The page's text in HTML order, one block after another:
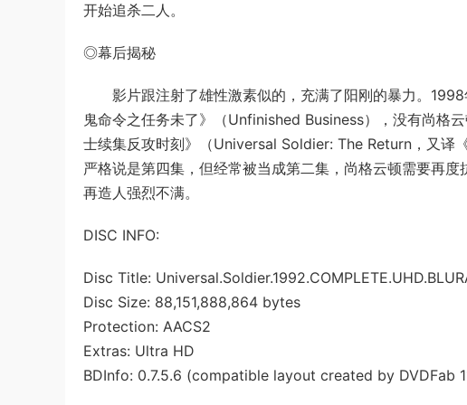
开始追杀二人。
◎幕后揭秘
影片跟注射了雄性激素似的，充满了阳刚的暴力。
鬼命令之任务未了》（Unfinished Business），没有尚格
士续集反攻时刻》（Universal Soldier: The Return，又译
严格说是第四集，但经常被当成第二集，尚格云顿需要再
再造人强烈不满。
DISC INFO:
Disc Title:
Disc Size: 88,151,888,864 bytes
Protection: AACS2
Extras: Ultra HD
BDInfo: 0.7.5.6 (compatible layout created by DVDFab